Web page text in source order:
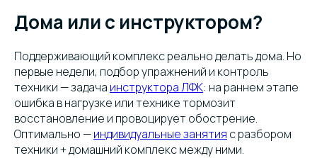
Дома или с инструктором?
Поддерживающий комплекс реально делать дома. Но
первые недели, подбор упражнений и контроль
техники — задача инструктора ЛФК: на раннем этапе
ошибка в нагрузке или технике тормозит
восстановление и провоцирует обострение.
Оптимально —индивидуальные занятия с разбором
техники + домашний комплекс между ними.